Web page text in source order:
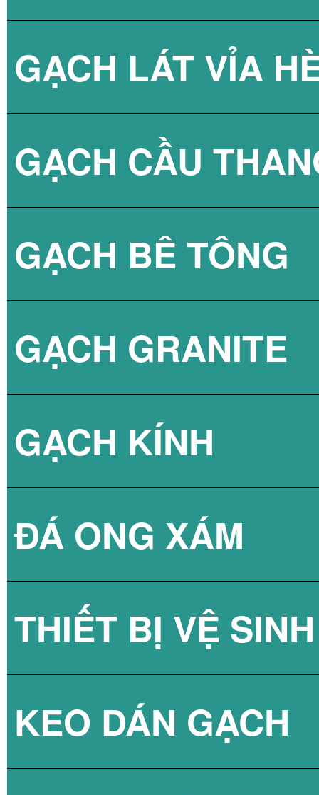
GẠCH LÁT VỈA
GẠCH BLOCK
GẠCH LÁT VỈA
GẠCH CẦU
GẠCH BÊ TÔNG
GẠCH 3D BÊ
GẠCH GRANITE
GẠCH KÍNH
GẠCH KÍNH
GẠCH KÍNH
GẠCH KÍNH
ĐÁ ONG XÁM
THIẾT BỊ VỆ SINH
SEN TẮM
KEO DÁN GẠCH